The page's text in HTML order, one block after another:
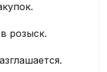
розыск.